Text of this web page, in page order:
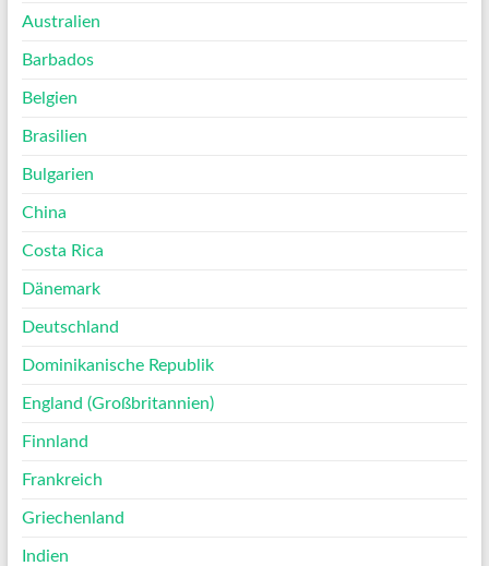
Australien
Barbados
Belgien
Brasilien
Bulgarien
China
Costa Rica
Dänemark
Deutschland
Dominikanische Republik
England (Großbritannien)
Finnland
Frankreich
Griechenland
Indien